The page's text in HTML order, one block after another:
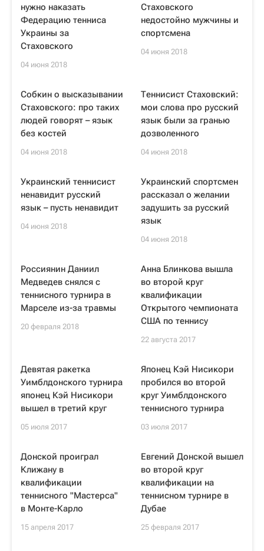
нужно наказать
Федерацию тенниса
Украины за
Стаховского
04 июня 2018
Стаховского
недостойно мужчины и
спортсмена
04 июня 2018
Собкин о высказывании
Стаховского: про таких
людей говорят – язык
без костей
04 июня 2018
Теннисист Стаховский:
мои слова про русский
язык были за гранью
дозволенного
04 июня 2018
Украинский теннисист
ненавидит русский
язык – пусть ненавидит
04 июня 2018
Украинский спортсмен
рассказал о желании
задушить за русский
язык
04 июня 2018
Россиянин Даниил
Медведев снялся с
теннисного турнира в
Марселе из-за травмы
20 февраля 2018
Анна Блинкова вышла
во второй круг
квалификации
Открытого чемпионата
США по теннису
22 августа 2017
Девятая ракетка
Уимблдонского турнира
японец Кэй Нисикори
вышел в третий круг
05 июля 2017
Японец Кэй Нисикори
пробился во второй
круг Уимблдонского
теннисного турнира
03 июля 2017
Донской проиграл
Клижану в
квалификации
теннисного "Мастерса"
в Монте-Карло
15 апреля 2017
Евгений Донской вышел
во второй круг
квалификации на
теннисном турнире в
Дубае
25 февраля 2017